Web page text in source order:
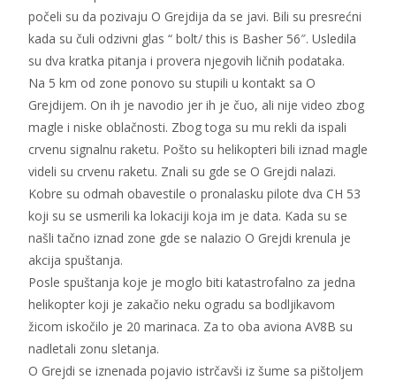
počeli su da pozivaju O Grejdija da se javi. Bili su presrećni
kada su čuli odzivni glas “ bolt/ this is Basher 56″. Usledila
su dva kratka pitanja i provera njegovih ličnih podataka.
Na 5 km od zone ponovo su stupili u kontakt sa O
Grejdijem. On ih je navodio jer ih je čuo, ali nije video zbog
magle i niske oblačnosti. Zbog toga su mu rekli da ispali
crvenu signalnu raketu. Pošto su helikopteri bili iznad magle
videli su crvenu raketu. Znali su gde se O Grejdi nalazi.
Kobre su odmah obavestile o pronalasku pilote dva CH 53
koji su se usmerili ka lokaciji koja im je data. Kada su se
našli tačno iznad zone gde se nalazio O Grejdi krenula je
akcija spuštanja.
Posle spuštanja koje je moglo biti katastrofalno za jedna
helikopter koji je zakačio neku ogradu sa bodljikavom
žicom iskočilo je 20 marinaca. Za to oba aviona AV8B su
nadletali zonu sletanja.
O Grejdi se iznenada pojavio istrčavši iz šume sa pištoljem